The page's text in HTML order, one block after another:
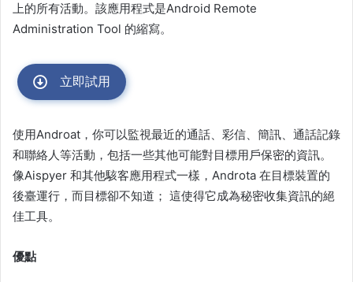
上的所有活動。該應用程式是Android Remote
Administration Tool 的縮寫。
立即試用
使用Androat，你可以監視最近的通話、彩信、簡訊、通話記錄
和聯絡人等活動，包括一些其他可能對目標用戶保密的資訊。
像Aispyer 和其他駭客應用程式一樣，Androta 在目標裝置的
後臺運行，而目標卻不知道； 這使得它成為秘密收集資訊的絕
佳工具。
優點